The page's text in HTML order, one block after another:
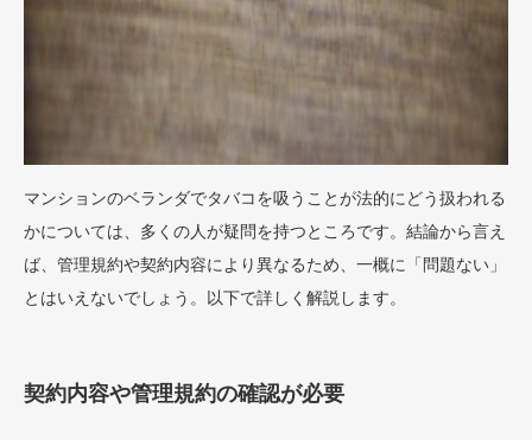
マンションのベランダでタバコを吸うことが法的にどう扱われる
かについては、多くの人が疑問を持つところです。結論から言え
ば、管理規約や契約内容により異なるため、一概に「問題ない」
とはいえないでしょう。以下で詳しく解説します。
契約内容や管理規約の確認が必要